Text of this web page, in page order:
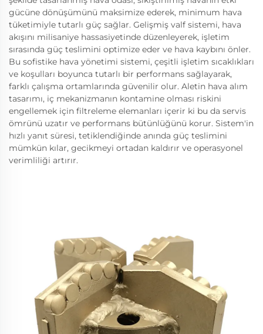
gücüne dönüşümünü maksimize ederek, minimum hava
tüketimiyle tutarlı güç sağlar. Gelişmiş valf sistemi, hava
akışını milisaniye hassasiyetinde düzenleyerek, işletim
sırasında güç teslimini optimize eder ve hava kaybını önler.
Bu sofistike hava yönetimi sistemi, çeşitli işletim sıcaklıkları
ve koşulları boyunca tutarlı bir performans sağlayarak,
farklı çalışma ortamlarında güvenilir olur. Aletin hava alım
tasarımı, iç mekanizmanın kontamine olması riskini
engellemek için filtreleme elemanları içerir ki bu da servis
ömrünü uzatır ve performans bütünlüğünü korur. Sistem'in
hızlı yanıt süresi, tetiklendiğinde anında güç teslimini
mümkün kılar, gecikmeyi ortadan kaldırır ve operasyonel
verimliliği artırır.